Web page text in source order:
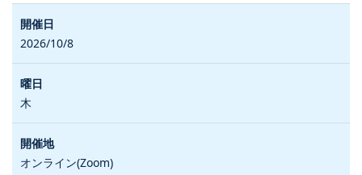
2026/10/8
木
オンライン(Zoom)